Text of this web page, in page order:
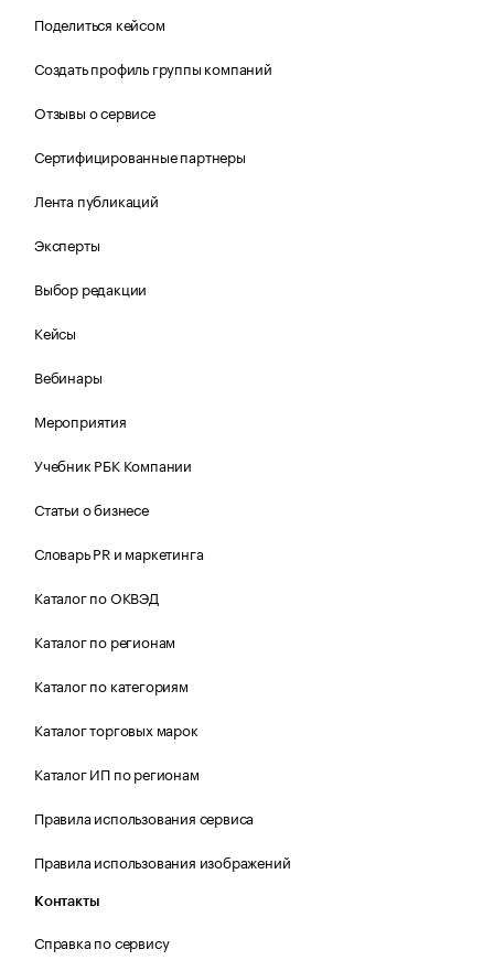
Поделиться кейсом
Создать профиль группы компаний
Отзывы о сервисе
Сертифицированные партнеры
Лента публикаций
Эксперты
Выбор редакции
Кейсы
Вебинары
Мероприятия
Учебник РБК Компании
Статьи о бизнесе
Словарь PR и маркетинга
Каталог по ОКВЭД
Каталог по регионам
Каталог по категориям
Каталог торговых марок
Каталог ИП по регионам
Правила использования сервиса
Правила использования изображений
Контакты
Справка по сервису